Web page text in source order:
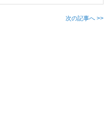
次の記事へ >>